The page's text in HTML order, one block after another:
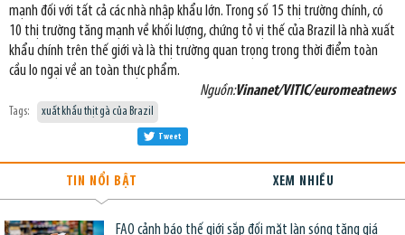
mạnh đối với tất cả các nhà nhập khẩu lớn. Trong số 15 thị trường chính, có
10 thị trường tăng mạnh về khối lượng, chứng tỏ vị thế của Brazil là nhà xuất
khẩu chính trên thế giới và là thị trường quan trọng trong thời điểm toàn
cầu lo ngại về an toàn thực phẩm.
Nguồn:Vinanet/VITIC/euromeatnews
Tags: xuất khẩu thịt gà của Brazil
Tweet
TIN NỔI BẬT XEM NHIỀU
FAO cảnh báo thế giới sắp đối mặt làn sóng tăng giá